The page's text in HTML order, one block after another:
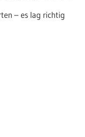
– es lag richtig